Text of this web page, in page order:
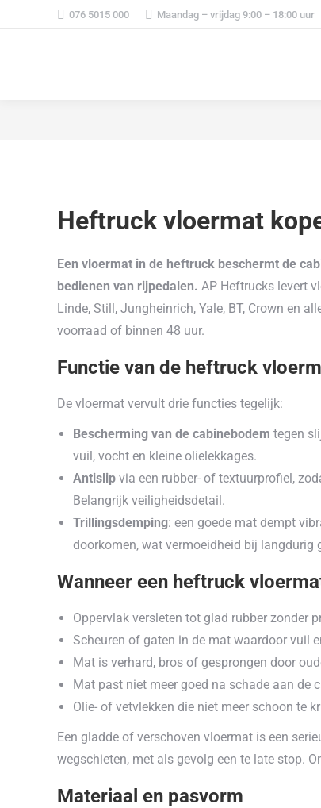
076 5015 000 Maandag – vrijdag 9:00 – 18:00 uur
Heftruck vloermat
Een vloermat in de heftruck beschermt de
bedienen van rijpedalen. AP Heftrucks levert
Linde, Still, Jungheinrich, Yale, BT, Crown en
voorraad of binnen 48 uur.
Functie van de heftruck
De vloermat vervult drie functies tegelijk:
Bescherming van de cabinebodem tegen
vuil, vocht en kleine olielekkages.
Antislip via een rubber- of textuurprofiel,
Belangrijk veiligheidsdetail.
Trillingsdemping: een goede mat dempt
doorkomen, wat vermoeidheid bij langdurig
Wanneer een heftruck
Oppervlak versleten tot glad rubber zonder
Scheuren of gaten in de mat waardoor vuil
Mat is verhard, bros of gesprongen door
Mat past niet meer goed na schade aan de
Olie- of vetvlekken die niet meer schoon te
Een gladde of verschoven vloermat is een
wegschieten, met als gevolg een te late stop.
Materiaal en pasvorm